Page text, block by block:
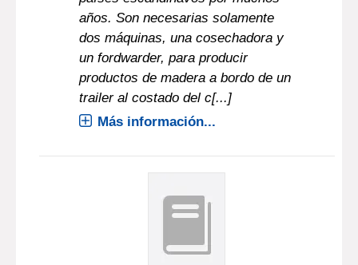
años. Son necesarias solamente
dos máquinas, una cosechadora y
un fordwarder, para producir
productos de madera a bordo de un
trailer al costado del c[...]
Más información...